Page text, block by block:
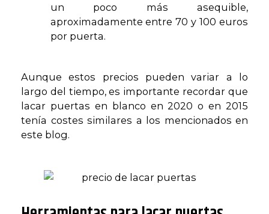
un poco más asequible,
aproximadamente entre 70 y 100 euros
por puerta.
Aunque estos precios pueden variar a lo
largo del tiempo, es importante recordar que
lacar puertas en blanco en 2020 o en 2015
tenía costes similares a los mencionados en
este blog.